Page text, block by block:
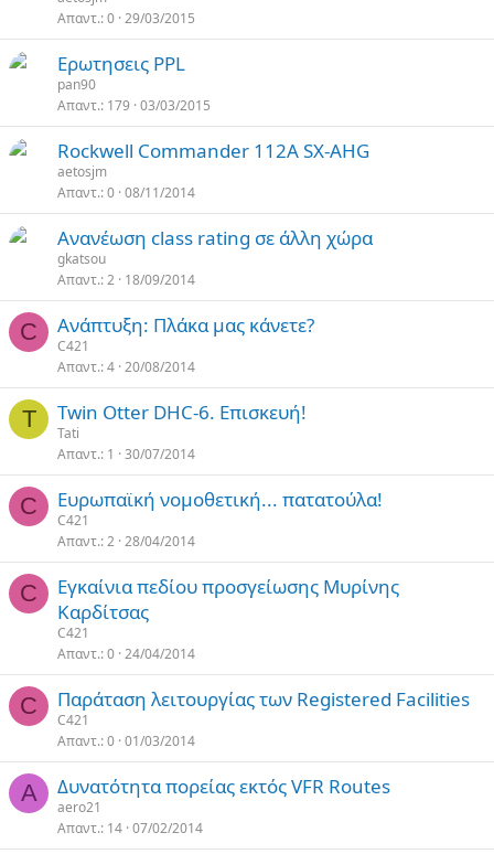
Απαντ. 0 29/03/2015
Ερωτησεις PPL
pan90
Απαντ. 179 03/03/2015
Rockwell Commander 112A SX-AHG
aetosjm
Απαντ. 0 08/11/2014
Ανανέωση class rating σε άλλη χώρα
gkatsou
Απαντ. 2 18/09/2014
C Ανάπτυξη: Πλάκα μας κάνετε?
C421
Απαντ. 4 20/08/2014
T Twin Otter DHC-6. Επισκευή!
Tati
Απαντ. 1 30/07/2014
C Ευρωπαϊκή νομοθετική... πατατούλα!
C421
Απαντ. 2 28/04/2014
C
Εγκαίνια πεδίου προσγείωσης Μυρίνης
Καρδίτσας
C421
Απαντ. 0 24/04/2014
C Παράταση λειτουργίας των Registered Facilities
C421
Απαντ. 0 01/03/2014
A Δυνατότητα πορείας εκτός VFR Routes
aero21
Απαντ. 14 07/02/2014